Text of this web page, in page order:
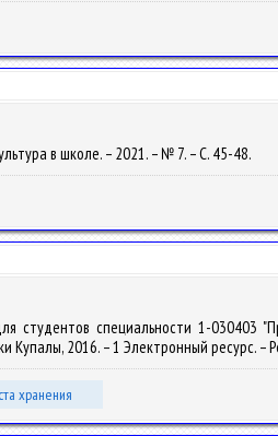
в школе. – 2021. – № 7. – С. 45-48.
студентов специальности 1-
Купалы, 2016. – 1 Электронный
хранения